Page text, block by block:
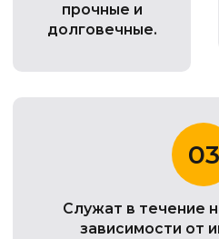
прочные и
долговечные.
03
Служат в течение
зависимости от